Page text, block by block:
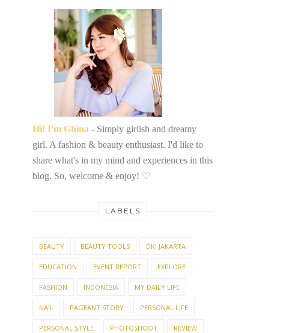
Hi! I'm Ghina - Simply girlish and dreamy
girl. A fashion & beauty enthusiast. I'd like to
share what's in my mind and experiences in this
blog. So, welcome & enjoy! ♡
LABELS
BEAUTY BEAUTY TOOLS DKI JAKARTA
EDUCATION EVENT REPORT EXPLORE
FASHION INDONESIA MY DAILY LIFE
NAIL PAGEANT STORY PERSONAL LIFE
PERSONAL STYLE PHOTOSHOOT REVIEW